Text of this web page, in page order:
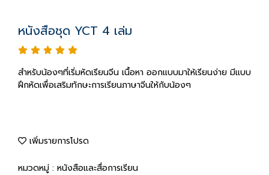
หนังสือชุด YCT 4 เล่ม
สำหรับน้องๆที่เริ่มหัดเรียนจีน เนื้อหา ออกแบบมาให้เรียนง่าย มีแบบ
ฝึกหัดเพื่อเสริมทักษะการเรียนภาษาจีนให้กับน้องๆ
เพิ่มรายการโปรด
หมวดหมู่ : หนังสือและสื่อการเรียน